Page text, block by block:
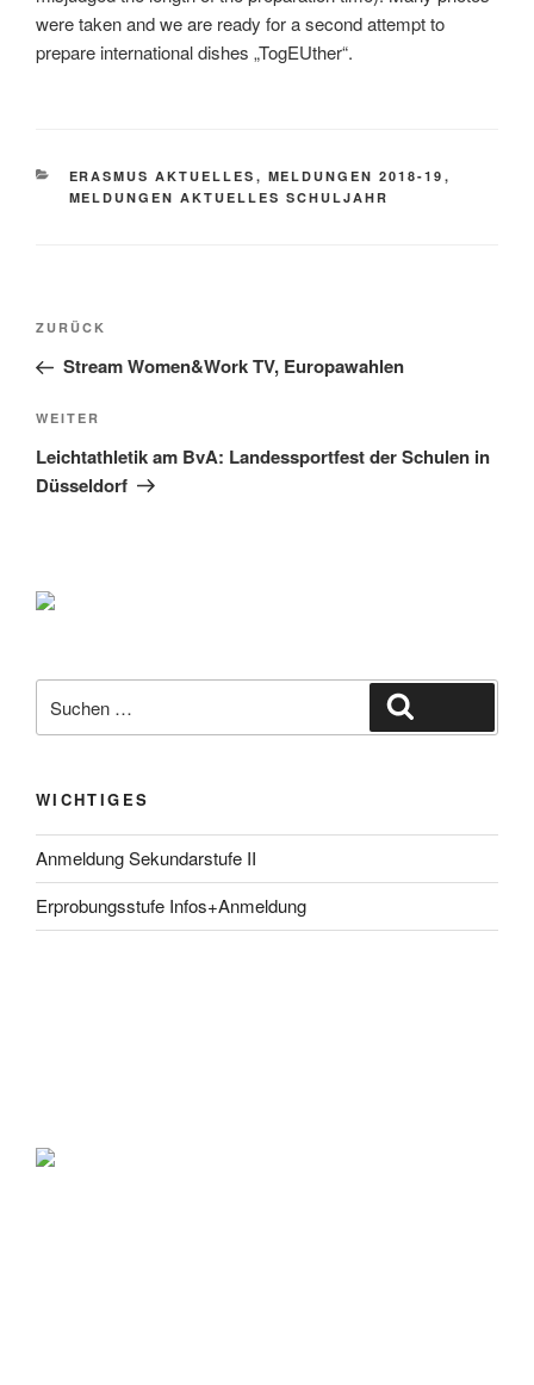
were taken and we are ready for a second attempt to
prepare international dishes „TogEUther“.
KATEGORIEN
ERASMUS AKTUELLES , MELDUNGEN 2018-19 ,
MELDUNGEN AKTUELLES SCHULJAHR
Beitragsnavigation
Vorheriger
Beitrag
ZURÜCK
Stream Women&Work TV, Europawahlen
Nächster
Beitrag
WEITER
Leichtathletik am BvA: Landessportfest der Schulen in
Düsseldorf
nach:
WICHTIGES
Anmeldung Sekundarstufe II
Erprobungsstufe Infos+Anmeldung